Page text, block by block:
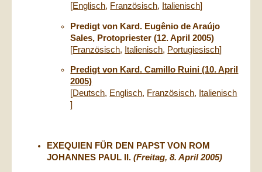
[Englisch, Französisch, Italienisch]
Predigt von Kard. Eugênio de Araújo
Sales, Protopriester (12. April 2005)
[Französisch, Italienisch, Portugiesisch]
Predigt von Kard. Camillo Ruini (10. April
2005)
[Deutsch, Englisch, Französisch, Italienisch
]
EXEQUIEN FÜR DEN PAPST VON ROM
JOHANNES PAUL II.(Freitag, 8. April 2005)